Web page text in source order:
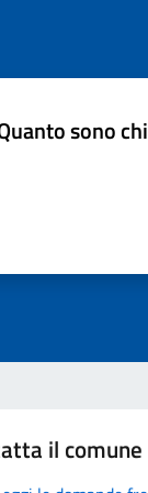
sono
il comune